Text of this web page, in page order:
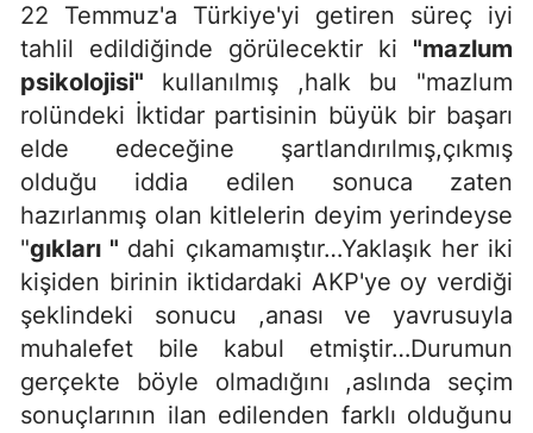
22 Temmuz'a Türkiye'yi getiren süreç iyi
tahlil edildiğinde görülecektir ki "mazlum
psikolojisi" kullanılmış ,halk bu "mazlum
rolündeki İktidar partisinin büyük bir başarı
elde edeceğine şartlandırılmış,çıkmış
olduğu iddia edilen sonuca zaten
hazırlanmış olan kitlelerin deyim yerindeyse
"gıkları " dahi çıkamamıştır…Yaklaşık her iki
kişiden birinin iktidardaki AKP'ye oy verdiği
şeklindeki sonucu ,anası ve yavrusuyla
muhalefet bile kabul etmiştir…Durumun
gerçekte böyle olmadığını ,aslında seçim
sonuçlarının ilan edilenden farklı olduğunu